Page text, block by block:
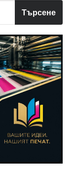
Търсене